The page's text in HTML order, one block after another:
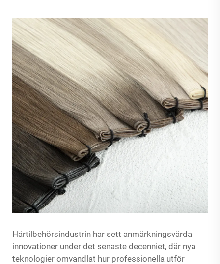
Hårtilbehörsindustrin har sett anmärkningsvärda
innovationer under det senaste decenniet, där nya
teknologier omvandlat hur professionella utför